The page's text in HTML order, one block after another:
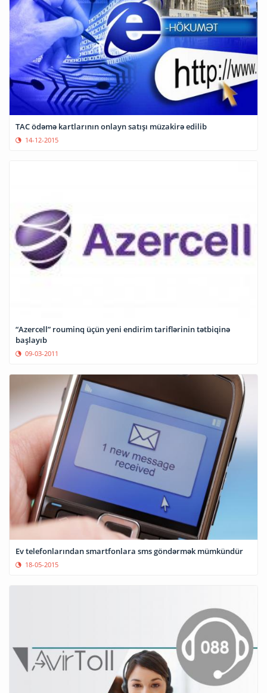
TAC ödəmə kartlarının onlayn satışı müzakirə edilib
14-12-2015
“Azercell” rouminq üçün yeni endirim tariflərinin tətbiqinə
başlayıb
09-03-2011
Ev telefonlarından smartfonlara sms göndərmək mümkündür
18-05-2015